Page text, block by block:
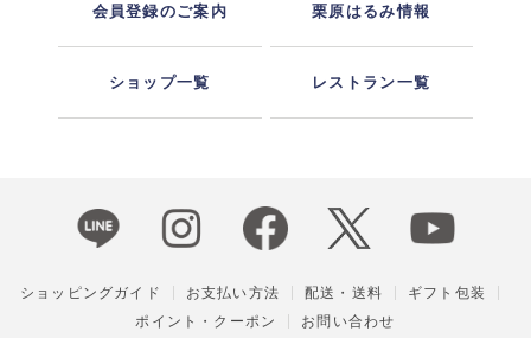
会員登録のご案内 栗原はるみ情報
ショップ一覧 レストラン一覧
ショッピングガイド お支払い方法 配送・送料
ギフト包装
ポイント・クーポン
お問い合わせ